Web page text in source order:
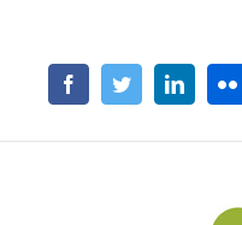
contenuFacebookTwitterLinkedIn